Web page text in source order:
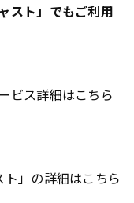
スト」でもご利用
ビス詳細はこちら
」の詳細はこちら